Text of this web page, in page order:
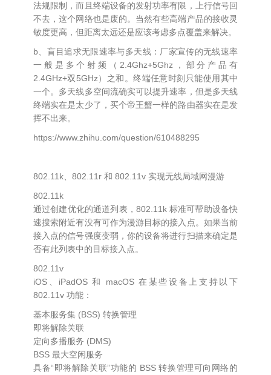
法规限制，而且终端设备的发射功率有限，上行信号回
不去，这个网络也是废的。当然有些高端产品的接收灵
敏度更高，但距离太远还是应该考虑多点覆盖来解决。
b、盲目追求无限速率与多天线：厂家宣传的无线速率
一般是多个射频（2.4Ghz+5Ghz，部分产品有
2.4GHz+双5GHz）之和。终端任意时刻只能使用其中
一个。多天线多空间流确实可以提升速率，但是多天线
终端实在是太少了，买个帝王蟹一样的路由器实在是发
挥不出来。
https://www.zhihu.com/question/610488295
802.11k、802.11r 和 802.11v 实现无线局域网漫游
802.11k
通过创建优化的通道列表，802.11k 标准可帮助设备快
速搜索附近有没有可作为漫游目标的接入点。如果当前
接入点的信号强度变弱，你的设备将进行扫描来确定是
否有此列表中的目标接入点。
802.11v
iOS、iPadOS 和 macOS 在某些设备上支持以下
802.11v 功能：
基本服务集 (BSS) 转换管理
即将解除关联
定向多播服务 (DMS)
BSS 最大空闲服务
具备“即将解除关联”功能的 BSS 转换管理可向网络的